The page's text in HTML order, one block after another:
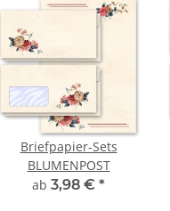
Briefpapier-Sets
BLUMENPOST
ab 3,98 € *